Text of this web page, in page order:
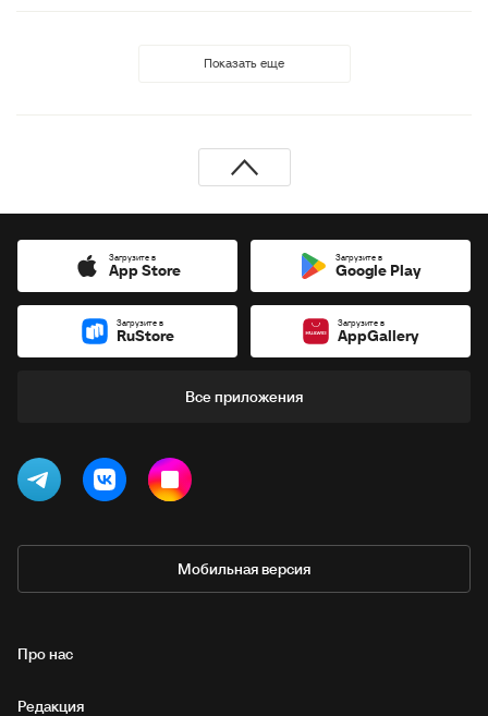
Показать еще
Загрузите в
App Store
Загрузите в
Google Play
Загрузите в
RuStore
Загрузите в
AppGallery
Все приложения
Мобильная версия
Про нас
Редакция